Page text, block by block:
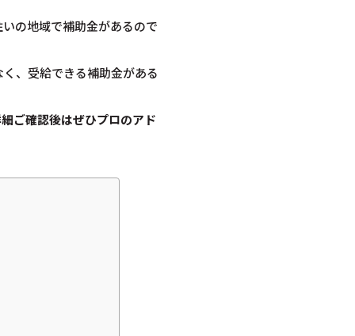
の地域で補助金があるので
、受給できる補助金がある
ご確認後はぜひプロのアド